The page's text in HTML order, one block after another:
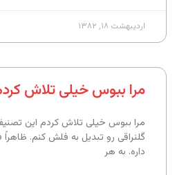
اردیبهشت ۱۸, ۱۳۸۲
مرا ببوس خیلی تلاش
مرا ببوس خیلی تلاش کردم این
داره. به هر